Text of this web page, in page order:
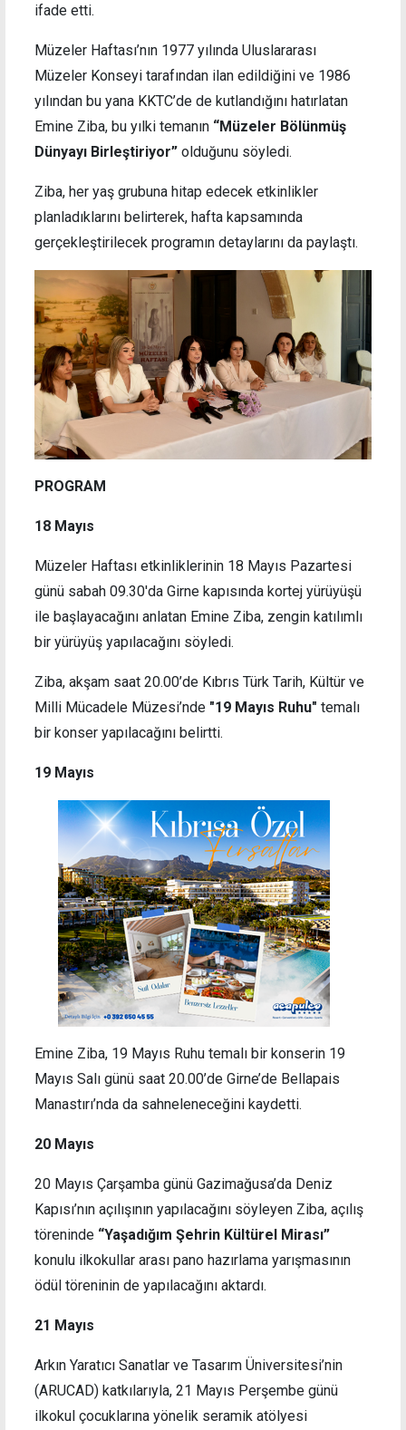
ifade etti.
Müzeler Haftası’nın 1977 yılında Uluslararası
Müzeler Konseyi tarafından ilan edildiğini ve 1986
yılından bu yana KKTC’de de kutlandığını hatırlatan
Emine Ziba, bu yılki temanın “Müzeler Bölünmüş
Dünyayı Birleştiriyor” olduğunu söyledi.
Ziba, her yaş grubuna hitap edecek etkinlikler
planladıklarını belirterek, hafta kapsamında
gerçekleştirilecek programın detaylarını da paylaştı.
PROGRAM
18 Mayıs
Müzeler Haftası etkinliklerinin 18 Mayıs Pazartesi
günü sabah 09.30'da Girne kapısında kortej yürüyüşü
ile başlayacağını anlatan Emine Ziba, zengin katılımlı
bir yürüyüş yapılacağını söyledi.
Ziba, akşam saat 20.00’de Kıbrıs Türk Tarih, Kültür ve
Milli Mücadele Müzesi’nde "19 Mayıs Ruhu" temalı
bir konser yapılacağını belirtti.
19 Mayıs
Emine Ziba, 19 Mayıs Ruhu temalı bir konserin 19
Mayıs Salı günü saat 20.00’de Girne’de Bellapais
Manastırı’nda da sahneleneceğini kaydetti.
20 Mayıs
20 Mayıs Çarşamba günü Gazimağusa’da Deniz
Kapısı’nın açılışının yapılacağını söyleyen Ziba, açılış
töreninde “Yaşadığım Şehrin Kültürel Mirası”
konulu ilkokullar arası pano hazırlama yarışmasının
ödül töreninin de yapılacağını aktardı.
21 Mayıs
Arkın Yaratıcı Sanatlar ve Tasarım Üniversitesi’nin
(ARUCAD) katkılarıyla, 21 Mayıs Perşembe günü
ilkokul çocuklarına yönelik seramik atölyesi